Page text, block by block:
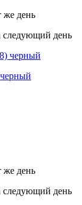
же день
следующий день
же день
следующий день